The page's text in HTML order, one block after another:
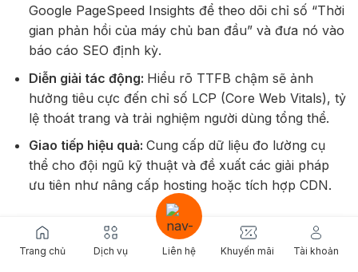
Google PageSpeed Insights để theo dõi chỉ số “Thời
gian phản hồi của máy chủ ban đầu” và đưa nó vào
báo cáo SEO định kỳ.
Diễn giải tác động: Hiểu rõ TTFB chậm sẽ ảnh
hưởng tiêu cực đến chỉ số LCP (Core Web Vitals), tỷ
lệ thoát trang và trải nghiệm người dùng tổng thể.
Giao tiếp hiệu quả: Cung cấp dữ liệu đo lường cụ
thể cho đội ngũ kỹ thuật và đề xuất các giải pháp
ưu tiên như nâng cấp hosting hoặc tích hợp CDN.
6.3. Dành cho Lập trình viên (Developer)
Bạn là người trực tiếp xử lý các vấn đề ở tầng sâu
Trang chủ Dịch vụ Liên hệ Khuyến mãi Tài khoản